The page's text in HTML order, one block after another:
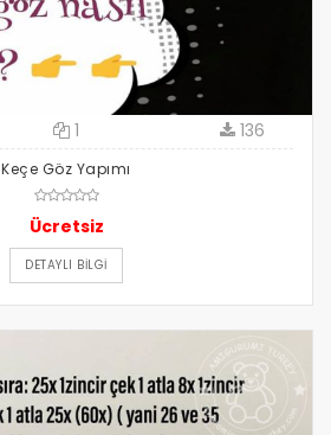
1 136
Keçe Göz Yapımı
Ücretsiz
DETAYLI BILGI